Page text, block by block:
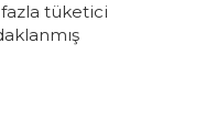
tüketici